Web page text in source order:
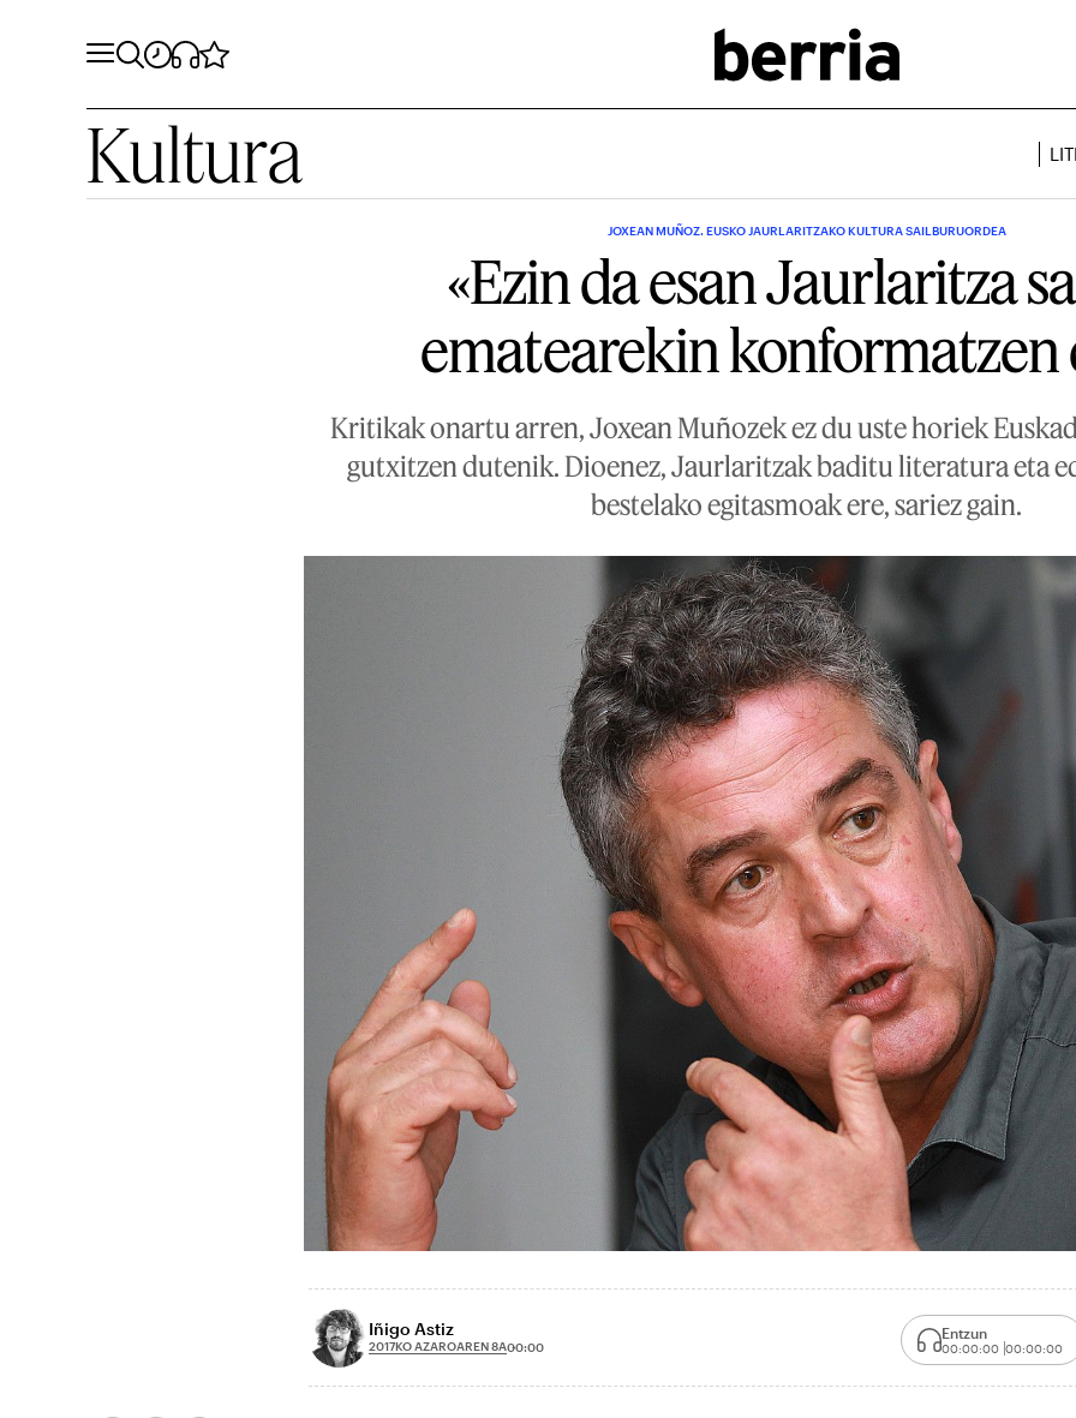
Kultura
JOXEAN MUÑOZ. EUSKO JAURLARITZAKO KULTURA SAILBURUORDEA
«Ezin da esan Jaurlaritza
ematearekin konformatzen
Kritikak onartu arren, Joxean Muñozek ez du uste horiek
gutxitzen dutenik. Dioenez, Jaurlaritzak baditu literatura eta
bestelako egitasmoak ere, sariez gain.
Iñigo Astiz
2017KO AZAROAREN 8A00:00
Entzun
00:00:00 00:00:00